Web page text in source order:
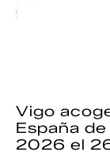
Vigo
España
2026 el